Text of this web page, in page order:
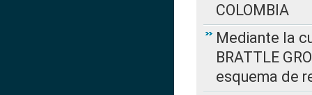
COLOMBIA
Mediante la
BRATTLE
esquema de